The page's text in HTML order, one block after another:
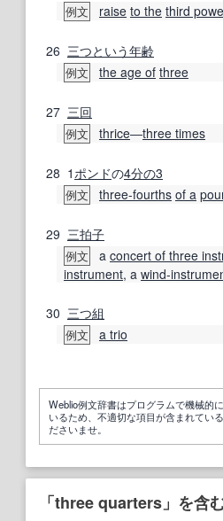
例文 raise to the third
26 三つという年齢
例文 the age of three
27 三回
例文 thrice―three times
28 1ポンドの4分の3
例文 three-fourths of a
29 三拍子
例文 a concert of three
instrument, a wind-
30 三つ組
例文 a trio
Weblio例文辞書はプログラムで機械的
いるため、不適切な項目が含まれてい
ださいませ。
「three quarters」を含